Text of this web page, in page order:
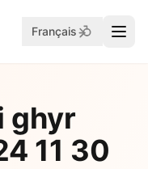
Français
ghyr
11 30